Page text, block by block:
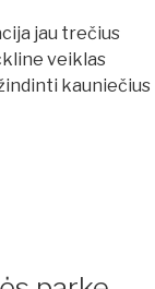
jau trečius
veiklas
kauniečius